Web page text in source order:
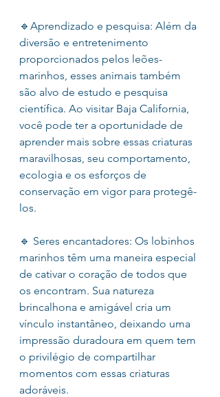
🔹Aprendizado e pesquisa: Além da
diversão e entretenimento
proporcionados pelos leões-
marinhos, esses animais também
são alvo de estudo e pesquisa
científica. Ao visitar Baja California,
você pode ter a oportunidade de
aprender mais sobre essas criaturas
maravilhosas, seu comportamento,
ecologia e os esforços de
conservação em vigor para protegê-
los.
🔹 Seres encantadores: Os lobinhos
marinhos têm uma maneira especial
de cativar o coração de todos que
os encontram. Sua natureza
brincalhona e amigável cria um
vínculo instantâneo, deixando uma
impressão duradoura em quem tem
o privilégio de compartilhar
momentos com essas criaturas
adoráveis.